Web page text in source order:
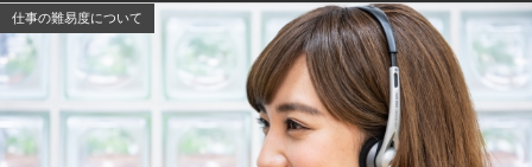
仕事の難易度について